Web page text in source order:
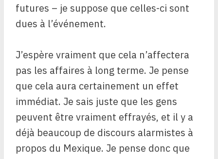
futures – je suppose que celles-ci sont
dues à l’événement.
J’espère vraiment que cela n’affectera
pas les affaires à long terme. Je pense
que cela aura certainement un effet
immédiat. Je sais juste que les gens
peuvent être vraiment effrayés, et il y a
déjà beaucoup de discours alarmistes à
propos du Mexique. Je pense donc que